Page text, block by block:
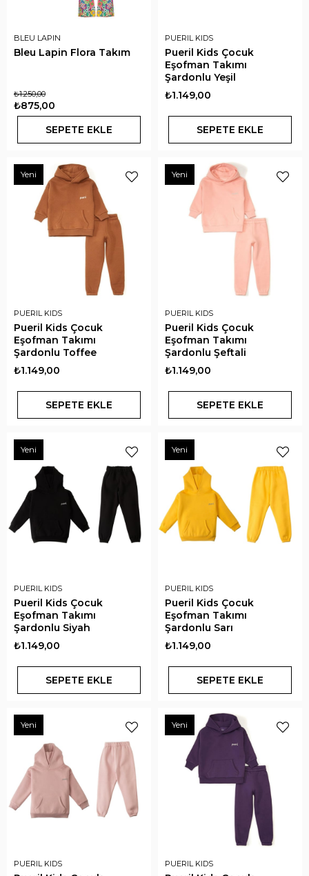
BLEU LAPIN
Bleu Lapin Flora Takım
₺875,00
₺1.250,00
SEPETE EKLE
PUERIL KIDS
Pueril Kids Çocuk
Eşofman Takımı
Şardonlu Yeşil
₺1.149,00
SEPETE EKLE
PUERIL KIDS
Pueril Kids Çocuk
Eşofman Takımı
Şardonlu Toffee
₺1.149,00
SEPETE EKLE
Yeni
PUERIL KIDS
Pueril Kids Çocuk
Eşofman Takımı
Şardonlu Şeftali
₺1.149,00
SEPETE EKLE
Yeni
PUERIL KIDS
Pueril Kids Çocuk
Eşofman Takımı
Şardonlu Siyah
₺1.149,00
SEPETE EKLE
Yeni
PUERIL KIDS
Pueril Kids Çocuk
Eşofman Takımı
Şardonlu Sarı
₺1.149,00
SEPETE EKLE
Yeni
PUERIL KIDS
Yeni
PUERIL KIDS
Yeni